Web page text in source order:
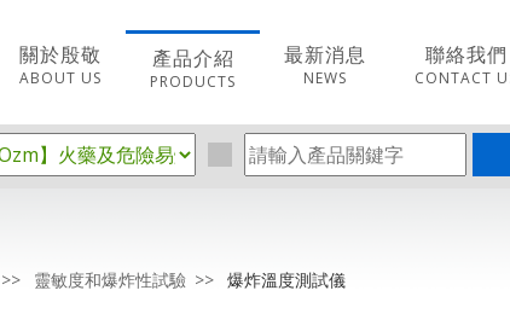
關於殷敬
ABOUT US
產品介紹
PRODUCTS
最新消息
NEWS
聯絡我們
CONTACT
靈敏度和爆炸性試驗 爆炸溫度測試儀